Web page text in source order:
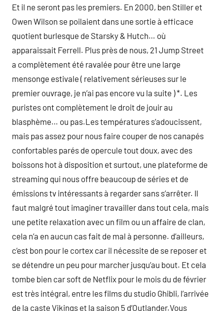
Et il ne seront pas les premiers. En 2000, ben Stiller et
Owen Wilson se poilaient dans une sortie à efficace
quotient burlesque de Starsky & Hutch… où
apparaissait Ferrell. Plus près de nous, 21 Jump Street
a complètement été ravalée pour être une large
mensonge estivale ( relativement sérieuses sur le
premier ouvrage, je n’ai pas encore vu la suite ) *. Les
puristes ont complètement le droit de jouir au
blasphème… ou pas.Les températures s’adoucissent,
mais pas assez pour nous faire couper de nos canapés
confortables parés de opercule tout doux, avec des
boissons hot à disposition et surtout, une plateforme de
streaming qui nous offre beaucoup de séries et de
émissions tv intéressants à regarder sans s’arrêter. Il
faut malgré tout imaginer travailler dans tout cela, mais
une petite relaxation avec un film ou un affaire de clan,
cela n’a en aucun cas fait de mal à personne. d’ailleurs,
c’est bon pour le cortex car il nécessite de se reposer et
se détendre un peu pour marcher jusqu’au bout. Et cela
tombe bien car soft de Netflix pour le mois du de février
est très intégral, entre les films du studio Ghibli, l’arrivée
de la caste Vikings et la saison 5 d’Outlander.Vous